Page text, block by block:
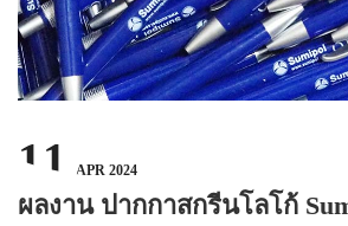
ถุงผ้า กระเป๋าผ้า
สมุดโน้ต และอื่นๆ
แพคเกจปากกา
11 APR 2024
ผลงาน ปากกาสกรีนโลโก้